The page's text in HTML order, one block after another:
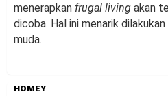
menerapkan frugal living akan
dicoba. Hal ini menarik
muda.
HOMEY